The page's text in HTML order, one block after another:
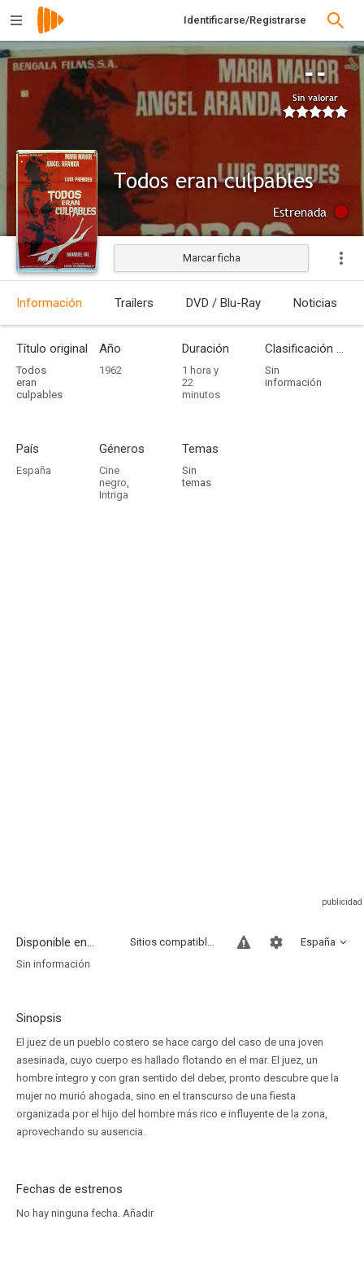
Identificarse/Registrarse
--
Sin valorar
Todos eran culpables
Estrenada
Marcar ficha
Información Trailers DVD / Blu-Ray Noticias
Título original
Todos
eran
culpables
Año
1962
Duración
1 hora y
22
minutos
Clasificación por edades
Sin
información
País
España
Géneros
Cine
negro,
Intriga
Temas
Sin
temas
Disponible en... España
Sitios compatibles
Sin información
Sinopsis
El juez de un pueblo costero se hace cargo del caso de una joven
asesinada, cuyo cuerpo es hallado flotando en el mar. El juez, un
hombre íntegro y con gran sentido del deber, pronto descubre que la
mujer no murió ahogada, sino en el transcurso de una fiesta
organizada por el hijo del hombre más rico e influyente de la zona,
aprovechando su ausencia.
Fechas de estrenos
No hay ninguna fecha. Añadir